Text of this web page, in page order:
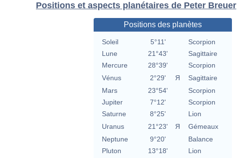
Positions et aspects planétaires de Peter Breuer
Positions des planètes
Soleil 5°11'
Scorpion
Lune
21°43'
Sagittaire
Mercure
28°39'
Scorpion
Vénus
2°29' Я
Sagittaire
Mars
23°54'
Scorpion
Jupiter
7°12'
Scorpion
Saturne
8°25'
Lion
Uranus
21°23' Я
Gémeaux
Neptune
9°20'
Balance
Pluton
13°18'
Lion